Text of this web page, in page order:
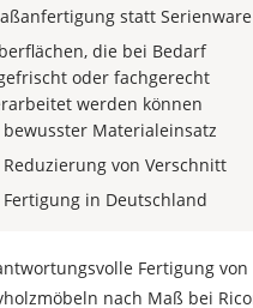
statt Serienware
die bei Bedarf
oder fachgerecht
werden können
bewusster Materialeinsatz
Reduzierung von Verschnitt
Fertigung in Deutschland